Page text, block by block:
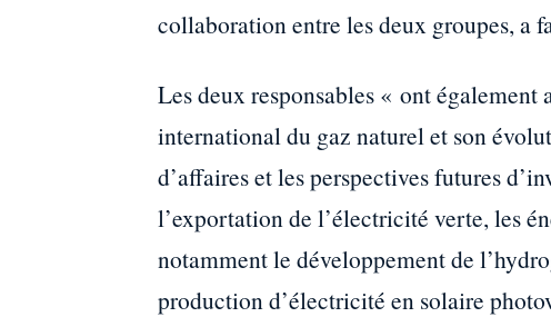
collaboration entre les deux groupes, a
Les deux responsables « ont également
international du gaz naturel et son
d’affaires et les perspectives futures
l’exportation de l’électricité verte, les
notamment le développement de
production d’électricité en solaire